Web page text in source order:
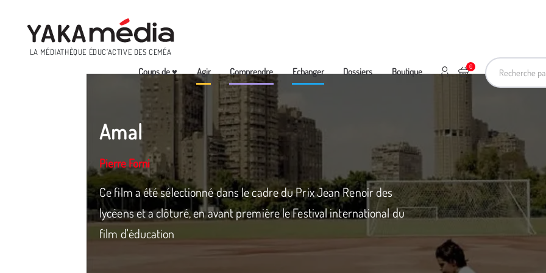
LA MÉDIATHÈQUE ÉDUC’ACTIVE DES CEMÉA
Recherche
Menu
Coups de ♥ Agir Comprendre Echanger Dossiers Boutique 0
Ajouter au panier
Mon compte
Amal
Pierre Forni
Ce film a été sélectionné dans le cadre du Prix Jean Renoir des
lycéens et a clôturé, en avant première le Festival international du
film d'éducation